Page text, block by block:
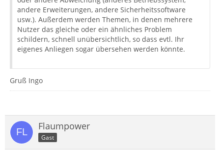
andere Erweiterungen, andere Sicherheitssoftware
usw.). Außerdem werden Themen, in denen mehrere
Nutzer das gleiche oder ein ähnliches Problem
schildern, schnell unübersichtlich, so dass evtl. Ihr
eigenes Anliegen sogar übersehen werden könnte.
Gruß Ingo
Flaumpower
Gast